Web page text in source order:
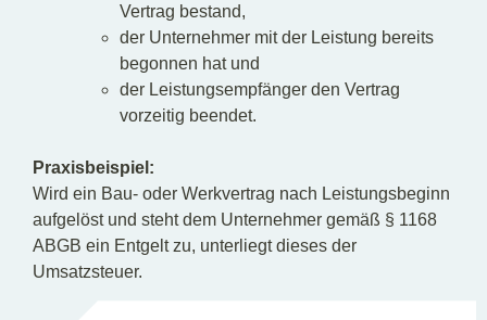
Vertrag bestand,
der Unternehmer mit der Leistung bereits
begonnen hat und
der Leistungsempfänger den Vertrag
vorzeitig beendet.
Praxisbeispiel:
Wird ein Bau‑ oder Werkvertrag nach Leistungsbeginn
aufgelöst und steht dem Unternehmer gemäß § 1168
ABGB ein Entgelt zu, unterliegt dieses der
Umsatzsteuer.